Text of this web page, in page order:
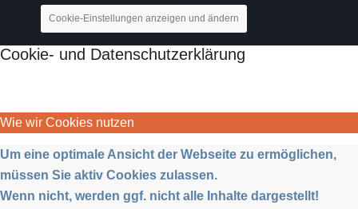
Cookie-Einstellungen anzeigen und ändern
Cookie- und Datenschutzerklärung
Wie wir Cookies nutzen
Um eine optimale Ansicht der Webseite zu ermöglichen,
müssen Sie aktiv Cookies zulassen.
Wenn nicht, werden ggf. nicht alle Inhalte dargestellt!